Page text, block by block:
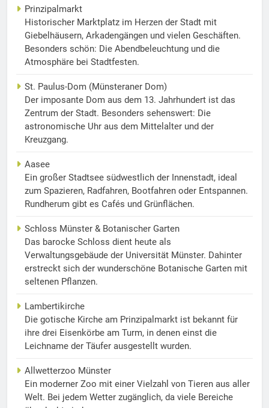
Prinzipalmarkt
Historischer Marktplatz im Herzen der Stadt mit
Giebelhäusern, Arkadengängen und vielen Geschäften.
Besonders schön: Die Abendbeleuchtung und die
Atmosphäre bei Stadtfesten.
St. Paulus-Dom (Münsteraner Dom)
Der imposante Dom aus dem 13. Jahrhundert ist das
Zentrum der Stadt. Besonders sehenswert: Die
astronomische Uhr aus dem Mittelalter und der
Kreuzgang.
Aasee
Ein großer Stadtsee südwestlich der Innenstadt, ideal
zum Spazieren, Radfahren, Bootfahren oder Entspannen.
Rundherum gibt es Cafés und Grünflächen.
Schloss Münster & Botanischer Garten
Das barocke Schloss dient heute als
Verwaltungsgebäude der Universität Münster. Dahinter
erstreckt sich der wunderschöne Botanische Garten mit
seltenen Pflanzen.
Lambertikirche
Die gotische Kirche am Prinzipalmarkt ist bekannt für
ihre drei Eisenkörbe am Turm, in denen einst die
Leichname der Täufer ausgestellt wurden.
Allwetterzoo Münster
Ein moderner Zoo mit einer Vielzahl von Tieren aus aller
Welt. Bei jedem Wetter zugänglich, da viele Bereiche